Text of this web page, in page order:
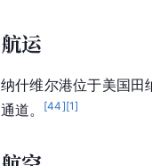
航运
纳什维尔港位于美国田
通道。
[44][1]